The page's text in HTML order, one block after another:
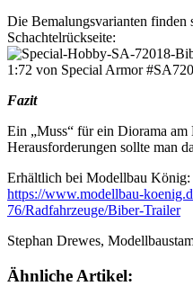
Die Bemalungsvarianten finden
Schachtelrückseite:
Fazit
Ein „Muss“ für ein Diorama
Herausforderungen sollte man
Erhältlich bei Modellbau König:
https://www.modellbau-
76/Radfahrzeuge/Biber-Trailer
Stephan Drewes,
Ähnliche Artikel: